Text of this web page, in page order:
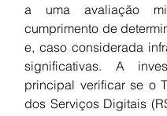
a uma avaliação
cumprimento de
e, caso considerada
significativas. A
principal verificar se o
dos Serviços Digitais